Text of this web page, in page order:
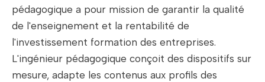
pédagogique a pour mission de garantir la qualité
de l'enseignement et la rentabilité de
l'investissement formation des entreprises.
L'ingénieur pédagogique conçoit des dispositifs sur
mesure, adapte les contenus aux profils des